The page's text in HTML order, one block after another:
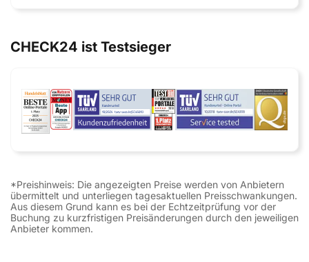
CHECK24 ist Testsieger
*Preishinweis: Die angezeigten Preise werden von Anbietern
übermittelt und unterliegen tagesaktuellen Preisschwankungen.
Aus diesem Grund kann es bei der Echtzeitprüfung vor der
Buchung zu kurzfristigen Preisänderungen durch den jeweiligen
Anbieter kommen.